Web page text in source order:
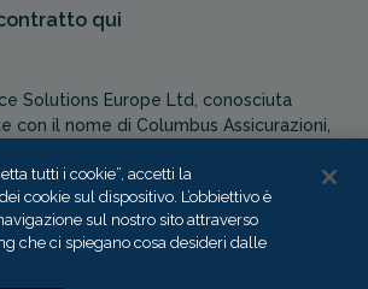
qui
Solutions Europe Ltd, conosciuta
con il nome di Columbus Assicurazioni,
di agente assicurativo (Distribution Act
Columbus Assicurazioni è soggetta
tutti i cookie”, accetti la
cookie sul dispositivo. L’obbiettivo è
sul nostro sito attraverso
che ci spiegano cosa desideri dalle